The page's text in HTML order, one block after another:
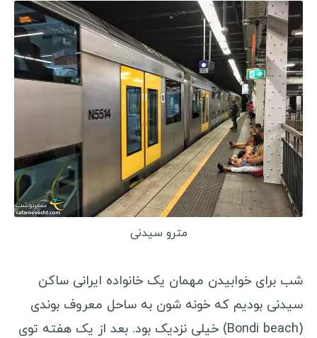
مترو سیدنی
شب برای خوابیدن مهمان یک خانواده ایرانی ساکن
سیدنی بودیم که خونه شون به ساحل معروف بوندی
(Bondi beach) خیلی نزدیک بود. بعد از یک هفته توی